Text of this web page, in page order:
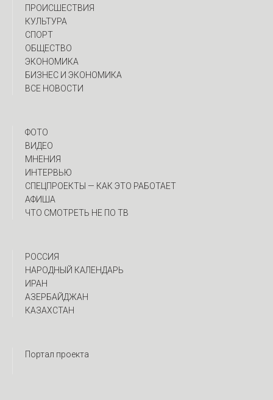
ПРОИСШЕСТВИЯ
КУЛЬТУРА
СПОРТ
ОБЩЕСТВО
ЭКОНОМИКА
БИЗНЕС И ЭКОНОМИКА
ВСЕ НОВОСТИ
ФОТО
ВИДЕО
МНЕНИЯ
ИНТЕРВЬЮ
CПЕЦПРОЕКТЫ — КАК ЭТО РАБОТАЕТ
АФИША
ЧТО СМОТРЕТЬ НЕ ПО ТВ
РОССИЯ
НАРОДНЫЙ КАЛЕНДАРЬ
ИРАН
АЗЕРБАЙДЖАН
КАЗАХСТАН
Портал проекта